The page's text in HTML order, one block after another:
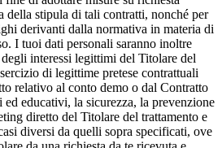
della stipula di tali contratti, nonché per
derivanti dalla normativa in materia di
I tuoi dati personali saranno inoltre
interessi legittimi del Titolare del
di legittime pretese contrattuali
relativo al conto demo o dal Contratto
educativi, la sicurezza, la prevenzione
diretto del Titolare del trattamento e
diversi da quelli sopra specificati, ove